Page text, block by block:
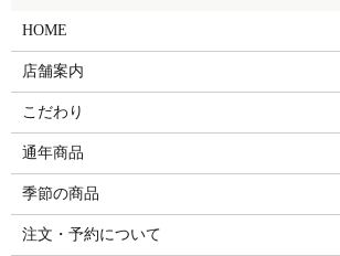
HOME
店舗案内
こだわり
通年商品
季節の商品
注文・予約について